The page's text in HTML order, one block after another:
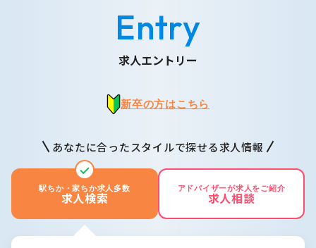
Entry
求人エントリー
新卒の方はこちら
あなたに合ったスタイルで探せる求人情報
駅ちか・家ちか求人多数
求人検索
アドバイザーが求人をご紹介
求人相談